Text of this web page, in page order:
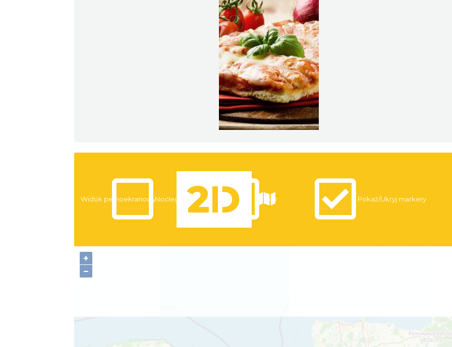
+
−
Widok pełnoekranowy:Noclegi Trasy Pokaż/Ukryj markery